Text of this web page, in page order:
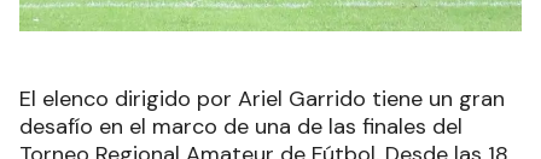
El elenco dirigido por Ariel Garrido tiene un gran
desafío en el marco de una de las finales del